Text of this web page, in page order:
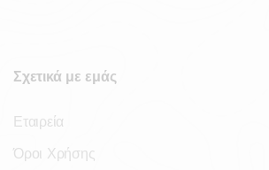
Σχετικά με εμάς
Εταιρεία
Όροι Χρήσης